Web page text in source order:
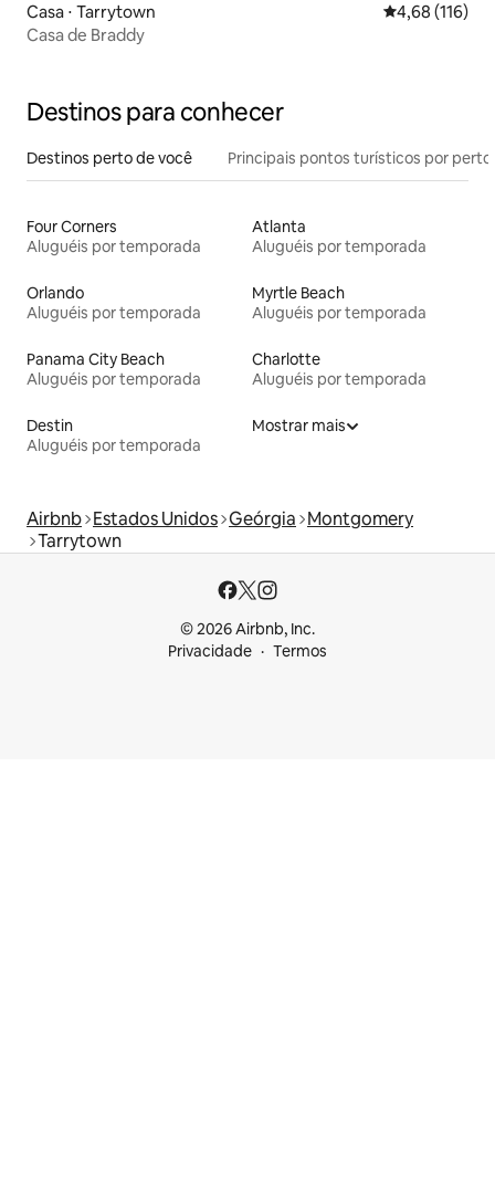
Casa ⋅ Tarrytown 4,68 de uma
4,68 (116)
Casa de Braddy
Destinos para conhecer
Destinos perto de você Principais pontos turísticos por perto
Four Corners
Aluguéis por temporada
Atlanta
Aluguéis por temporada
Orlando
Aluguéis por temporada
Myrtle Beach
Aluguéis por temporada
Panama City Beach
Aluguéis por temporada
Charlotte
Aluguéis por temporada
Destin
Aluguéis por temporada
Mostrar mais
Airbnb Estados Unidos Geórgia Montgomery
Tarrytown
© 2026 Airbnb, Inc.
Privacidade
Termos